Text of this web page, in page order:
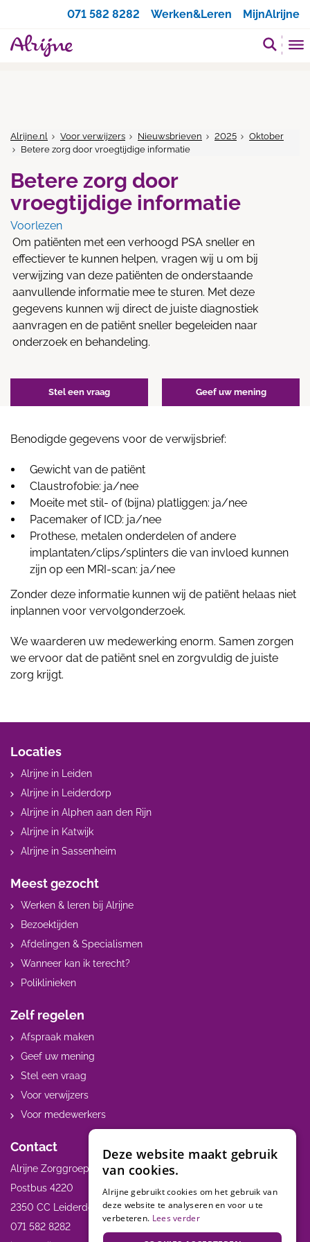
071 582 8282
Werken&Leren MijnAlrijne
Alrijne.nl Voor verwijzers Nieuwsbrieven 2025
Oktober
Betere zorg door vroegtijdige informatie
Betere zorg door
vroegtijdige informatie
Voorlezen
Om patiënten met een verhoogd PSA sneller en
effectiever te kunnen helpen, vragen wij u om bij
verwijzing van deze patiënten de onderstaande
aanvullende informatie mee te sturen. Met deze
gegevens kunnen wij direct de juiste diagnostiek
aanvragen en de patiënt sneller begeleiden naar
onderzoek en behandeling.
Stel een vraag Geef uw mening
Benodigde gegevens voor de verwijsbrief:
Gewicht van de patiënt
Claustrofobie: ja/nee
Moeite met stil- of (bijna) platliggen: ja/nee
Pacemaker of ICD: ja/nee
Prothese, metalen onderdelen of andere
implantaten/clips/splinters die van invloed kunnen
zijn op een MRI-scan: ja/nee
Zonder deze informatie kunnen wij de patiënt helaas niet
inplannen voor vervolgonderzoek.
We waarderen uw medewerking enorm. Samen zorgen
we ervoor dat de patiënt snel en zorgvuldig de juiste
zorg krijgt.
Locaties
Alrijne in Leiden
Alrijne in Leiderdorp
Alrijne in Alphen aan den Rijn
Alrijne in Katwijk
Alrijne in Sassenheim
Meest gezocht
Werken & leren bij Alrijne
Bezoektijden
Afdelingen & Specialismen
Wanneer kan ik terecht?
Poliklinieken
Zelf regelen
Afspraak maken
Geef uw mening
Stel een vraag
Voor verwijzers
Voor medewerkers
Contact
Alrijne Zorggroep
Postbus 4220
2350 CC Leiderdorp
071 582 8282
Deze website maakt gebruik
van cookies.
Alrijne gebruikt cookies om het gebruik van
deze website te analyseren en voor u te
verbeteren. Lees verder